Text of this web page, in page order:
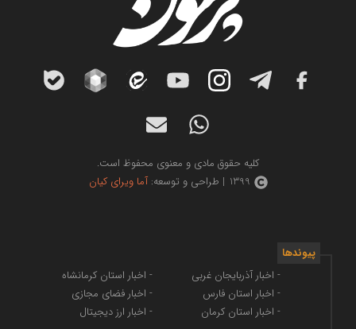
کلیه حقوق مادی و معنوی محفوظ است.
1399 | طراحی و توسعه:
آما ویرای کیان
پیوندها
- اخبار آذربایجان غربی
- اخبار استان فارس
- اخبار استان کرمان
- اخبار استان کرمانشاه
- اخبار فضای مجازی
- اخبار ارز دیجیتال